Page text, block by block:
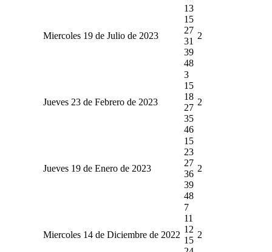
Miercoles 19 de Julio de 2023
13
15
27
31
39
48
2
Jueves 23 de Febrero de 2023
3
15
18
27
35
46
2
Jueves 19 de Enero de 2023
15
23
27
36
39
48
2
Miercoles 14 de Diciembre de 2022
7
11
12
15
2